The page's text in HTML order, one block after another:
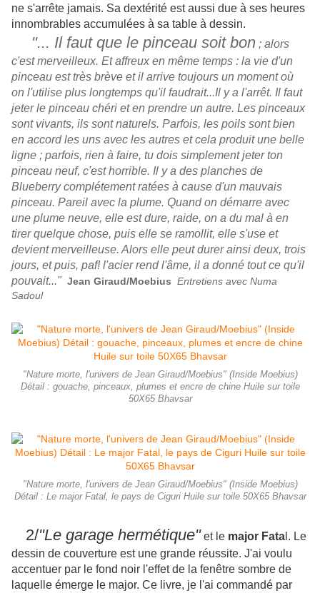
ne s'arrête jamais. Sa dextérité est aussi due à ses heures
innombrables accumulées à sa table à dessin.
"... Il faut que le pinceau soit bon ; alors
c'est merveilleux. Et affreux en même temps : la vie d'un
pinceau est très brève et il arrive toujours un moment où
on l'utilise plus longtemps qu'il faudrait...Il y a l'arrêt. Il faut
jeter le pinceau chéri et en prendre un autre. Les pinceaux
sont vivants, ils sont naturels. Parfois, les poils sont bien
en accord les uns avec les autres et cela produit une belle
ligne ; parfois, rien à faire, tu dois simplement jeter ton
pinceau neuf, c'est horrible. Il y a des planches de
Blueberry complétement ratées à cause d'un mauvais
pinceau. Pareil avec la plume. Quand on démarre avec
une plume neuve, elle est dure, raide, on a du mal à en
tirer quelque chose, puis elle se ramollit, elle s'use et
devient merveilleuse. Alors elle peut durer ainsi deux, trois
jours, et puis, paf! l'acier rend l'âme, il a donné tout ce qu'il
pouvait..." Jean Giraud/Moebius Entretiens avec Numa
Sadoul
"Nature morte, l'univers de Jean Giraud/Moebius" (Inside Moebius)
Détail : gouache, pinceaux, plumes et encre de chine Huile sur toile
50X65 Bhavsar
"Nature morte, l'univers de Jean Giraud/Moebius" (Inside Moebius)
Détail : Le major Fatal, le pays de Ciguri Huile sur toile 50X65 Bhavsar
2/"Le garage hermétique" et le major Fata l. Le
dessin de couverture est une grande réussite. J'ai voulu
accentuer par le fond noir l'effet de la fenêtre sombre de
laquelle émerge le major. Ce livre, je l'ai commandé par